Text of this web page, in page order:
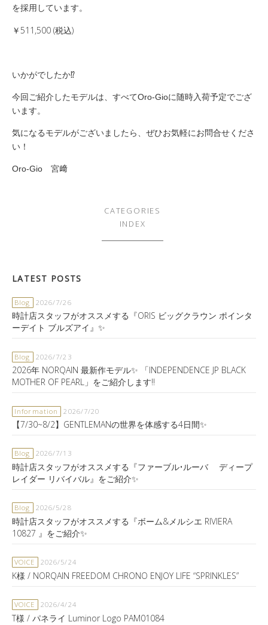
を採用しています。
￥511,500 (税込)
いかがでしたか⁉️
今回ご紹介したモデルは、すべてOro-Gioに随時入荷予定でござ
います。
気になるモデルがございましたら、ぜひお気軽にお問合せくださ
い！
Oro-Gio 宮﨑
CATEGORIES
INDEX
LATEST POSTS
Blog 2026/7/26
時計店スタッフがオススメする『ORIS ビッグクラウン ポインタ
ーデイト ブルズアイ』✨
Blog 2026/7/23
2026年 NORQAIN 最新作モデル✨ 「INDEPENDENCE JP BLACK
MOTHER OF PEARL」をご紹介します‼️
Information 2026/7/20
【7/30~8/2】GENTLEMANの世界を体感する4日間✨
Blog 2026/7/13
時計店スタッフがオススメする『ファーブル•ルーバ ディープ
レイダー リバイバル』をご紹介✨
Blog 2026/5/28
時計店スタッフがオススメする『ボーム&メルシエ RIVIERA
10827 』をご紹介✨
VOICE 2026/5/24
K様 / NORQAIN FREEDOM CHRONO ENJOY LIFE “SPRINKLES”
VOICE 2026/4/24
T様 / パネライ Luminor Logo PAM01084